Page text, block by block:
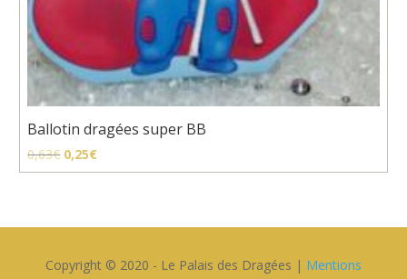
Ballotin dragées super BB
0,63€ Le
prix
0,25€Le
prix
Copyright © 2020 - Le Palais des Dragées | Mentions